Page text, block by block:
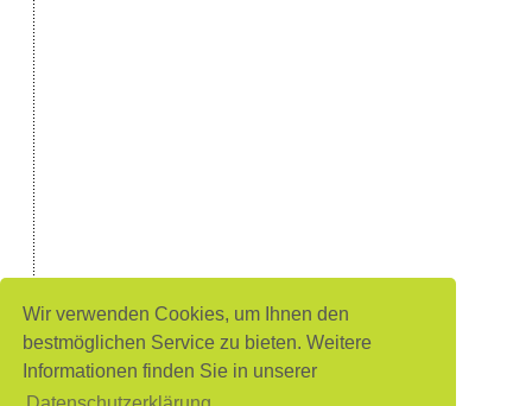
Wir verwenden Cookies, um Ihnen den
bestmöglichen Service zu bieten. Weitere
Informationen finden Sie in unserer